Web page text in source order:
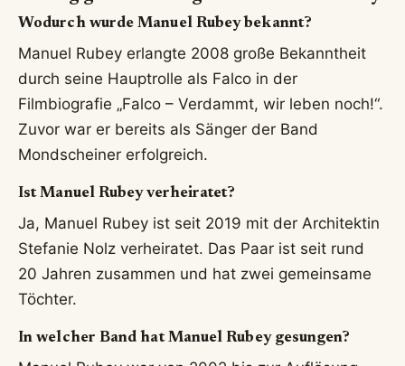
Geboren
26. März 1979 in
Wien, Österreich
Wikipedia
Beruf
Schauspieler,
Sänger, Kabarettist,
News.at
Hauptrolle in «Falco
leben noch!» (2008)
Band
Frontmann von
Mondscheiner
Wikipedia
«Das Restaurant»
oeticket.com